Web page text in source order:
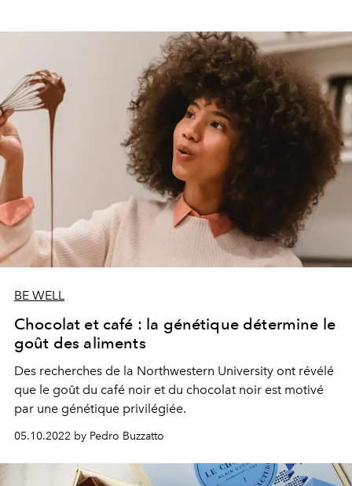
BE WELL
Chocolat et café : la génétique détermine le
goût des aliments
Des recherches de la Northwestern University ont révélé
que le goût du café noir et du chocolat noir est motivé
par une génétique privilégiée.
05.10.2022 by Pedro Buzzatto